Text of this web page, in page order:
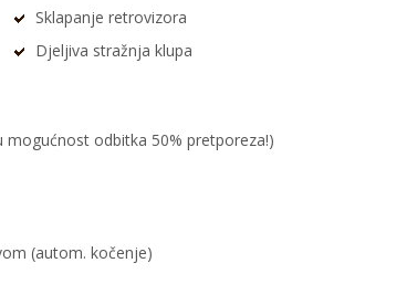
Sklapanje retrovizora
Djeljiva stražnja klupa
mogućnost odbitka 50% pretporeza!)
(autom. kočenje)